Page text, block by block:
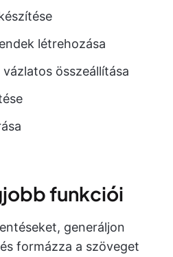
létrehozása
összeállítása
funkciói
generáljon
formázza a szöveget